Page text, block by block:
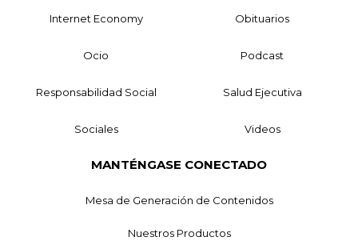
Internet Economy Obituarios
Ocio Podcast
Responsabilidad Social Salud Ejecutiva
Sociales Videos
MANTÉNGASE CONECTADO
Mesa de Generación de Contenidos
Nuestros Productos